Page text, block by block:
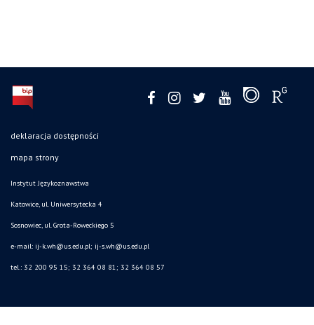
deklaracja dostępności
mapa strony
Instytut Językoznawstwa
Katowice, ul. Uniwersytecka 4
Sosnowiec, ul. Grota-Roweckiego 5
e-mail: ij-k.wh@us.edu.pl; ij-s.wh@us.edu.pl
tel.: 32 200 95 15; 32 364 08 81; 32 364 08 57